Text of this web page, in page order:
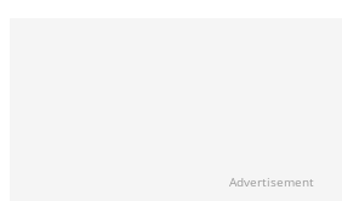
Advertisement